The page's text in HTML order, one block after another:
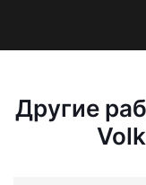
Другие